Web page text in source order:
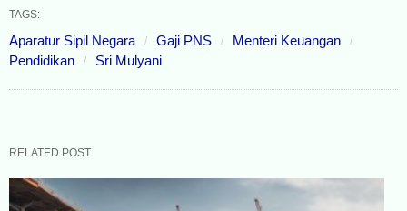
TAGS:
Aparatur Sipil Negara Gaji PNS
Menteri Keuangan
Pendidikan
Sri Mulyani
RELATED POST